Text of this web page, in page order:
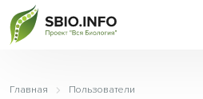
Главная Пользователи